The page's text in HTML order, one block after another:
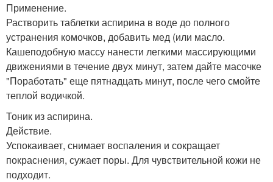
Применение.
Растворить таблетки аспирина в воде до полного
устранения комочков, добавить мед (или масло.
Кашеподобную массу нанести легкими массирующими
движениями в течение двух минут, затем дайте масочке
"Поработать" еще пятнадцать минут, после чего смойте
теплой водичкой.
Тоник из аспирина.
Действие.
Успокаивает, снимает воспаления и сокращает
покраснения, сужает поры. Для чувствительной кожи не
подходит.